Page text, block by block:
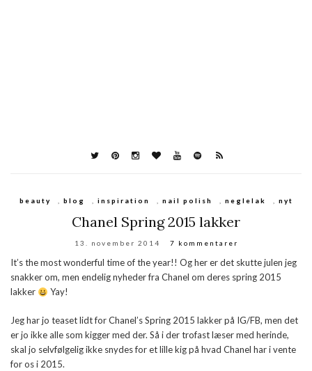
beauty , blog , inspiration , nail polish , neglelak , nyt
Chanel Spring 2015 lakker
13. november 2014 7 kommentarer
It’s the most wonderful time of the year!! Og her er det skutte julen jeg
snakker om, men endelig nyheder fra Chanel om deres spring 2015
lakker
Yay!
Jeg har jo teaset lidt for Chanel’s Spring 2015 lakker på IG/FB, men det
er jo ikke alle som kigger med der. Så i der trofast læser med herinde,
skal jo selvfølgelig ikke snydes for et lille kig på hvad Chanel har i vente
for os i 2015.